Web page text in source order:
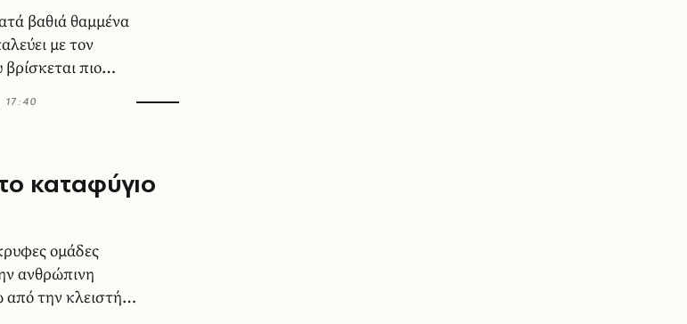
βαθιά θαμμένα
με τον
πιο
17:40
καταφύγιο
ομάδες
ανθρώπινη
από την κλειστή